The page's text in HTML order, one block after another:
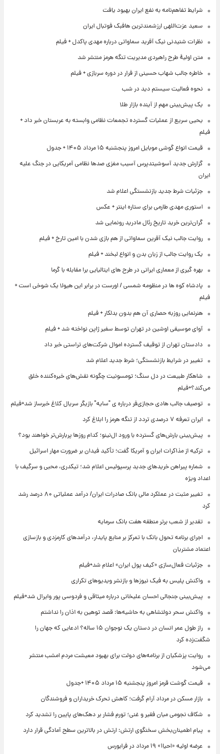
شرایط تفاهم‌نامه به نفع ایران بهبود یافت
سعید عزت‌اللهی ارزشمندترین هافبک فوتبال ایران
نظرات شنیدنی نیک آفرید سماواتی درباره مهدی پاکدل + فیلم
متن اولیۀ طرح راهبردی مدیریت تنگه هرمز منتشر شد
خاطره جالب شهاب حسینی از فرار در دوره سربازی + فیلم
نحوه فعالیت سیستم دید در شب
یک پیش‌بینی مهم از آینده بازار طلا
یحیی سریع از عملیات گسترده تجمعات نظامی وابسته به عربستان خبر داد +
فیلم
قیمت انواع گوشی موبایل امروز پنجشنبه ۱۵ مرداد ۱۴۰۵ + جدول
گزارش جدید آسوشیتدپرس آسیب مغزی صدها نظامی آمریکایی در جنگ علیه
ایران
جزئیات شرط جدید بازنشستگی اعلام شد
استوری مهدی طارمی برای ستاره اینتر + عکس
گران‌ترین خرید تاریخ رئال مادرید رونمایی شد
روایت جالب نیک آفرین سماواتی از هم بازی شدن با امین تارخ + فیلم
یک روایت جالب از زبان بدن و انواع لبخند + فیلم
بهره گیری از معماری ایرانی در طرح های ایتالیایی برا مقابله با گرما
پادشاه کوه ها در منظومه شمسی / اورست در برابر این هیولا یک شوخی است +
فیلم
هنرنمایی روزبه حصاری آن هم بدون بدلکار + فیلم
آوای موسیقی اوشین در تهران توسط سفیر ژاپن نواخته شد + فیلم
دادستان تهران از توقیف گسترده اموال شرکت‌های تراستی خبر داد
تغییر در شرایط بازنشستگی؛ شرط جدید اعلام شد
شاهکار طبیعت در دل سنگ؛ تومسونیت چگونه نقش‌های خیره‌کننده خلق
می‌کند؟+فیلم
توصیف جالب هادی حجازی‌فر درباره ی "سایه" بازیگر سریال کلاغ خبرساز شد+فیلم
ایران تعرفه ۷ درصدی تردد از تنگه هرمز را ابلاغ کرد
پیش‌بینی بارش‌های گسترده با ورود ال‌نینو؛ کدام روزها پربارش‌تر خواهند بود؟
ترکیه از مذاکرات ایران و آمریکا گفت؛ تأکید فیدان بر ضرورت مهار اسرائیل
شماره پیراهن خریدهای جدید پرسپولیس اعلام شد؛ تیکدری، محبی و سرگیف با
اعداد ویژه
تغییر مثبت در عملکرد مالی بانک صادرات ایران/ درآمد عملیاتی ۸۰ درصد رشد
کرد
تقدیر از شعب برتر منطقه هفت بانک سرمایه
اجرای برنامه تحول بانک با تمرکز بر منابع پایدار، درآمدهای کارمزدی و بازسازی
اعتماد مشتریان
جزئیات فعال‌سازی «کیف پول ایران» اعلام شد+فیلم
واکنش پلیس به فیک نیوزها و بازنشر ویدیوهای تکراری
پیش‌بینی جنجالی احسان علیخانی درباره میثاقی و فردوسی پور وایرال شد+فیلم
واکنش سحر دولتشاهی به حاشیه‌ها: قصد توهین به اذان را نداشتم
راز طول عمر انسان در دستان یک نوجوان ۱۵ ساله؟ ادعایی که جهان را
شگفت‌زده کرد
روایت پزشکیان از برنامه‌های دولت برای بهبود معیشت مردم امشب منتشر
می‌شود
قیمت گوشت قرمز امروز پنجشنبه ۱۵ مرداد ۱۴۰۵ +جدول
بازار مسکن در مرداد آرام گرفت؛ کاهش تحرک خریداران و فروشندگان
شکاف نجومی میان فقیر و غنی؛ تورم فشار بر دهک‌های پایین را تشدید کرد
پیام اطمینان‌بخش سخنگوی ارتش: ارتش در بالاترین سطح آمادگی قرار دارد
عرضه اولیه «احیا۱» ۱۹ مرداد در فرابورس